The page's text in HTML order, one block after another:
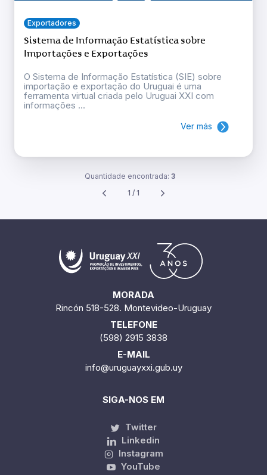
Exportadores
Sistema de Informação Estatística sobre
Importações e Exportações
O Sistema de Informação Estatística (SIE) sobre
importação e exportação do Uruguai é uma
ferramenta virtual criada pelo Uruguai XXI com
informações ...
Ver más
Quantidade encontrada: 3
1 / 1
MORADA
Rincón 518-528. Montevideo-Uruguay
TELEFONE
(598) 2915 3838
E-MAIL
info@uruguayxxi.gub.uy
SIGA-NOS EM
Twitter
Linkedin
Instagram
YouTube